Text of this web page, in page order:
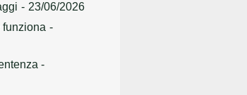
- 23/06/2026
-
-